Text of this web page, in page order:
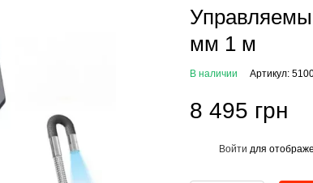
мм 1 м
В наличии Артикул:
8 495 грн
Войти для